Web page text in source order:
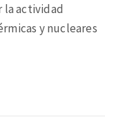
la actividad
y nucleares